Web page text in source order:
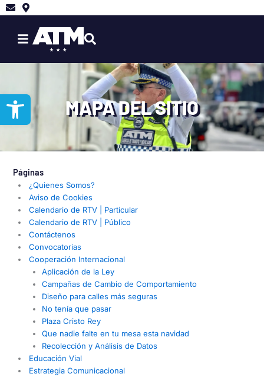
contenido
MAPA DEL SITIO
Páginas
¿Quienes Somos?
Aviso de Cookies
Calendario de RTV | Particular
Calendario de RTV | Público
Contáctenos
Convocatorias
Cooperación Internacional
Aplicación de la Ley
Campañas de Cambio de Comportamiento
Diseño para calles más seguras
No tenía que pasar
Plaza Cristo Rey
Que nadie falte en tu mesa esta navidad
Recolección y Análisis de Datos
Educación Vial
Estrategia Comunicacional
Abrir barra de herramientas